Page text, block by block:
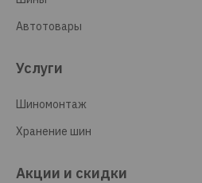
Автотовары
Услуги
Шиномонтаж
Хранение шин
Акции и скидки